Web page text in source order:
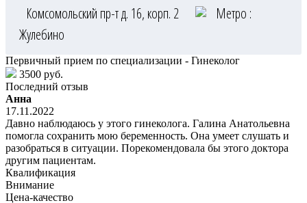
Комсомольский пр-т д. 16, корп. 2
Метро :
Жулебино
Первичный прием по специализации - Гинеколог
3500 руб.
Последний отзыв
Анна
17.11.2022
Давно наблюдаюсь у этого гинеколога. Галина Анатольевна
помогла сохранить мою беременность. Она умеет слушать и
разобраться в ситуации. Порекомендовала бы этого доктора
другим пациентам.
Квалификация
Внимание
Цена-качество